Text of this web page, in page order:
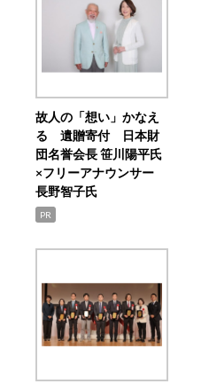
故人の「想い」かなえ
る 遺贈寄付 日本財
団名誉会長 笹川陽平氏
×フリーアナウンサー
長野智子氏
PR